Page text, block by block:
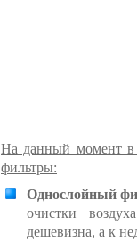
На данный момент в
фильтры:
Однослойный
очистки
дешевизна, а к